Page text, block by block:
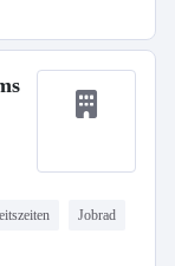
Jobrad